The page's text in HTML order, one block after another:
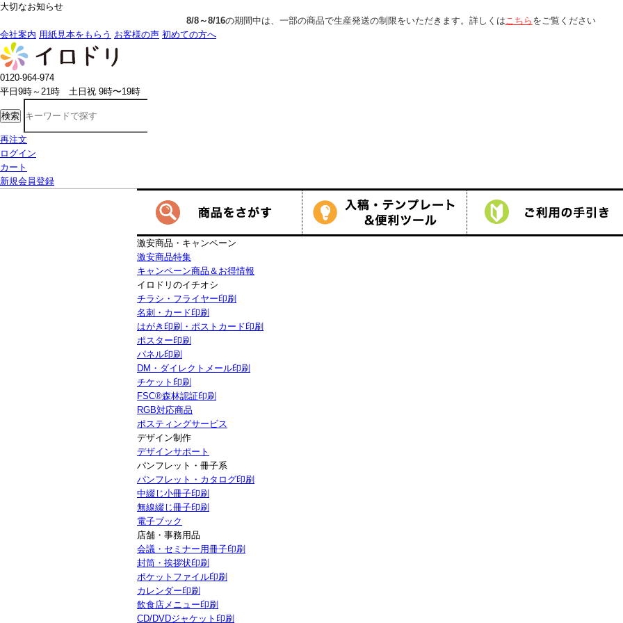
大切なお知らせ
の期間中は、一部の商品で生産発送の制限をいただきます。詳しくはこちらをご覧ください
会社案内 用紙見本をもらう お客様の声 初めての方へ
0120-964-974
平日9時～21時 土日祝 9時〜19時
検索
再注文
ログイン
カート
新規会員登録
激安商品・キャンペーン
激安商品特集
キャンペーン商品＆お得情報
イロドリのイチオシ
チラシ・フライヤー印刷
名刺・カード印刷
はがき印刷・ポストカード印刷
ポスター印刷
パネル印刷
DM・ダイレクトメール印刷
チケット印刷
FSC®森林認証印刷
RGB対応商品
ポスティングサービス
デザイン制作
デザインサポート
パンフレット・冊子系
パンフレット・カタログ印刷
中綴じ小冊子印刷
無線綴じ冊子印刷
電子ブック
店舗・事務用品
会議・セミナー用冊子印刷
封筒・挨拶状印刷
ポケットファイル印刷
カレンダー印刷
飲食店メニュー印刷
CD/DVDジャケット印刷